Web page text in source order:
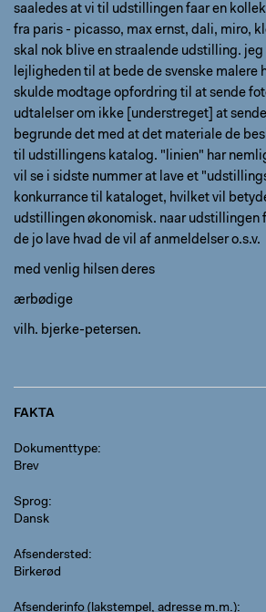
saaledes at vi til udstillingen faar en
fra paris - picasso, max ernst, dali, miro,
skal nok blive en straalende udstilling.
lejligheden til at bede de svenske malere
skulde modtage opfordring til at sende
udtalelser om ikke [understreget] at
begrunde det med at det materiale de
til udstillingens katalog. "linien" har
vil se i sidste nummer at lave et
konkurrance til kataloget, hvilket vil
udstillingen økonomisk. naar udstillingen
de jo lave hvad de vil af anmeldelser o.s.v.
med venlig hilsen deres
ærbødige
vilh. bjerke-petersen.
FAKTA
Dokumenttype
Brev
Sprog
Dansk
Afsendersted
Birkerød
Afsenderinfo (lakstempel, adresse m.m.)